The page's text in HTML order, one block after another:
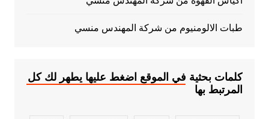
طبات الالومنيوم من شركة المهندس منسي
كلمات بحثية في الموقع اضغط عليها يطهر لك كل
المرتبط بها